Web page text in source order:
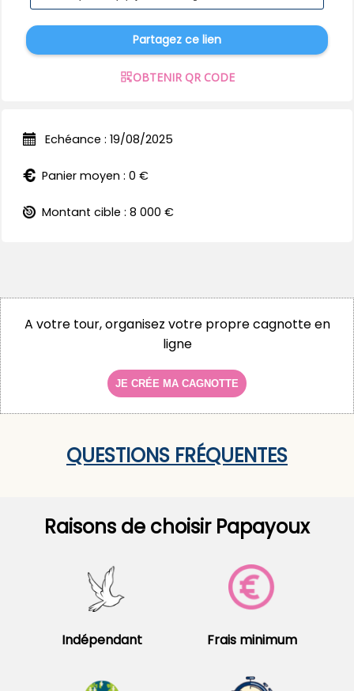
Partagez ce lien
OBTENIR QR CODE
Echéance : 19/08/2025
Panier moyen : 0 €
Montant cible : 8 000 €
A votre tour, organisez votre propre cagnotte en
ligne
JE CRÉE MA CAGNOTTE
QUESTIONS FRÉQUENTES
Raisons de choisir Papayoux
Indépendant Frais minimum